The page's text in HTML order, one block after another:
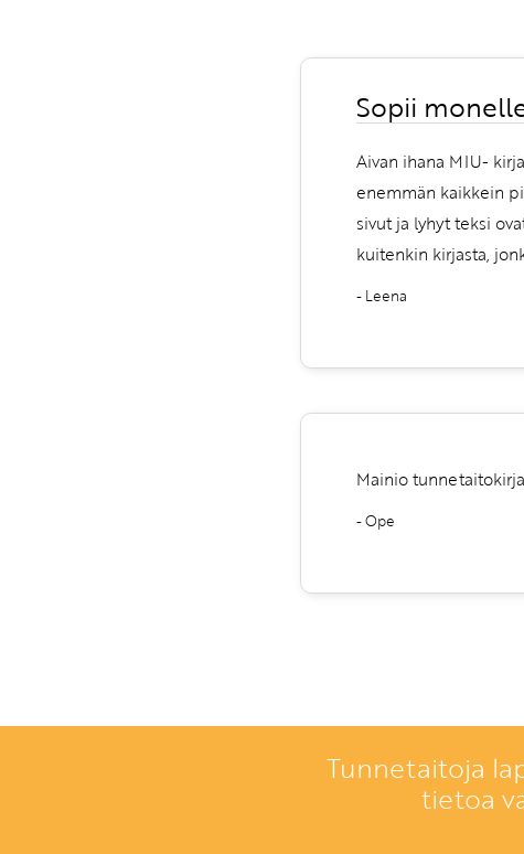
Sopii
Aivan ihana MIU-
enemmän kaikkein
sivut ja lyhyt teksi
kuitenkin kirjasta,
- Leena
Mainio
- Ope
Tunnetaitoja
tietoa